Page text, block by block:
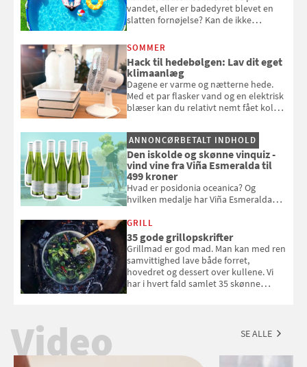
vandet, eller er badedyret blevet en
slatten fornøjelse? Kan de ikke
opmærksom, når du smider
badebassinet eller et badedyr ud
SOMMER
Hack til hedebølgen: Lav dit eget
klimaanlæg
Dagene er varme og nætterne hede.
Med et par flasker vand og en elektrisk
blæser kan du relativt nemt fået koldt
og se, hvordan du gør
ANNONCØRBETALT INDHOLD
Den iskolde og skønne vinquiz -
vind vine fra Viña Esmeralda til
499 kroner
Hvad er posidonia oceanica? Og
hvilken medalje har Viña Esmeralda
med i Samvirkes skønne vinquiz, hvor
du kan vinde 6 flasker vin fra Viña
Esmeralda. Konkurrencen slutter 1.
september 2026.
GRILL
35 gode grillopskrifter
Grillmad er god mad. Man kan med ren
samvittighed lave både forret,
hovedret og dessert over kullene. Vi
har i hvert fald samlet 35 skønne
Video SE ALLE